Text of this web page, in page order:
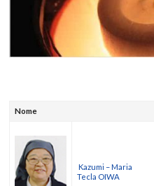
Nome
Kazumi – Maria
Tecla OIWA